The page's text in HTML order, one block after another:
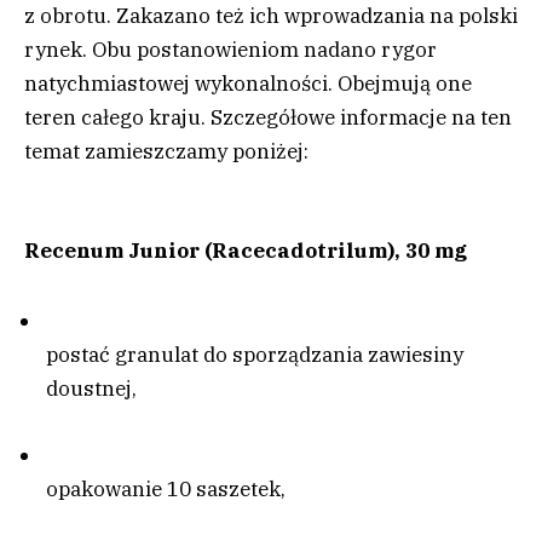
z obrotu. Zakazano też ich wprowadzania na polski
rynek. Obu postanowieniom nadano rygor
natychmiastowej wykonalności. Obejmują one
teren całego kraju. Szczegółowe informacje na ten
temat zamieszczamy poniżej:
Recenum Junior (Racecadotrilum), 30 mg
postać granulat do sporządzania zawiesiny
doustnej,
opakowanie 10 saszetek,